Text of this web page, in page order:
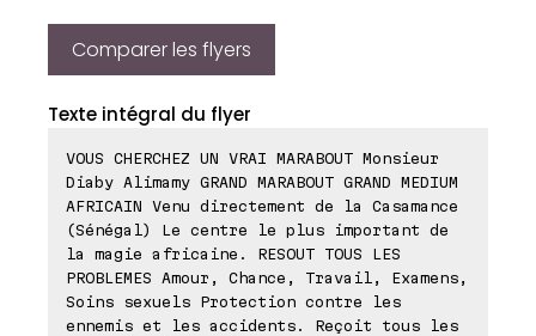
Comparer les flyers
Texte intégral du flyer
VOUS CHERCHEZ UN VRAI MARABOUT Monsieur
Diaby Alimamy GRAND MARABOUT GRAND MEDIUM
AFRICAIN Venu directement de la Casamance
(Sénégal) Le centre le plus important de
la magie africaine. RESOUT TOUS LES
PROBLEMES Amour, Chance, Travail, Examens,
Soins sexuels Protection contre les
ennemis et les accidents. Reçoit tous les